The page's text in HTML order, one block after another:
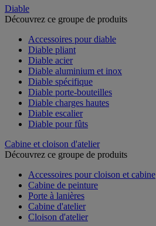
Diable
Découvrez ce groupe de produits
Accessoires pour diable
Diable pliant
Diable acier
Diable aluminium et inox
Diable spécifique
Diable porte-bouteilles
Diable charges hautes
Diable escalier
Diable pour fûts
Cabine et cloison d'atelier
Découvrez ce groupe de produits
Accessoires pour cloison et cabine
Cabine de peinture
Porte à lanières
Cabine d'atelier
Cloison d'atelier